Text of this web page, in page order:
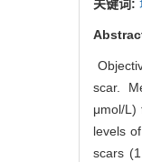
关键词:
scar.
μmol/L)
levels
scars